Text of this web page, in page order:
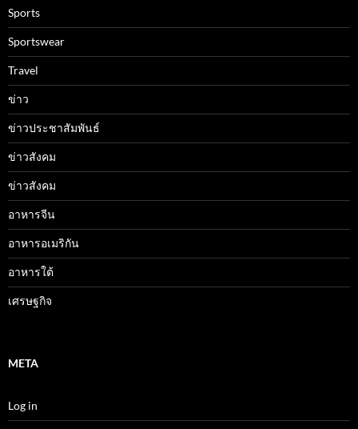
Sports
Sportswear
Travel
ข่าว
ข่าวประชาสัมพันธ์
ข่าวสังคม
ข่าวสังคม
อาหารจีน
อาหารอเมริกัน
อาหารใต้
เศรษฐกิจ
META
Log in